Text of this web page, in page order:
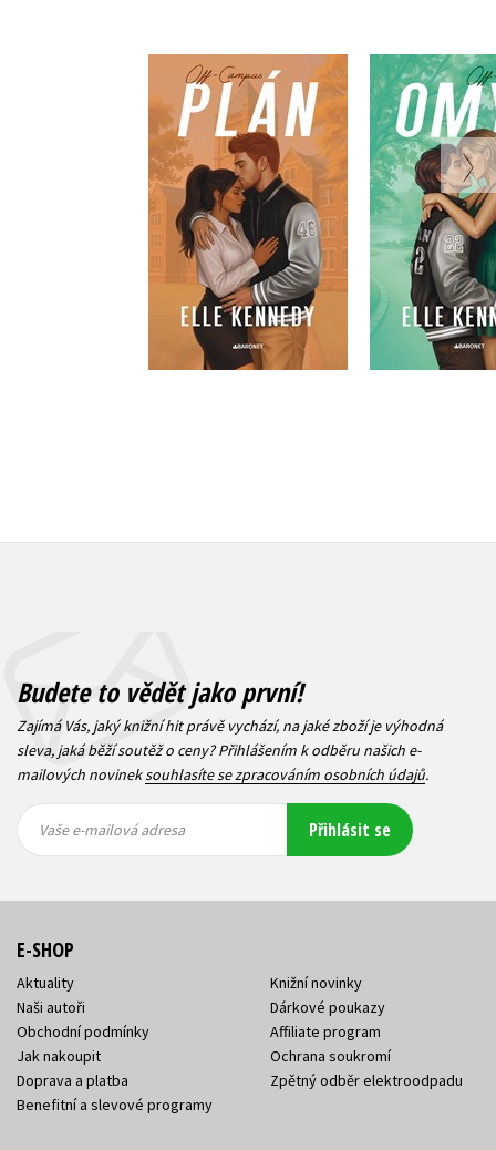
Plán
Elle Kennedy
Do košíku
499 Kč
399 Kč
Elle
Do
359 Kč
Budete to vědět jako první!
Zajímá Vás, jaký knižní hit právě vychází, na jaké zboží je výhodná
sleva, jaká běží soutěž o ceny? Přihlášením k odběru našich e-
mailových novineksouhlasíte se zpracováním osobních údajů.
mailová
mailová
Vaše e-mailová adresa Přihlásit se
E-SHOP
Aktuality
Naši autoři
Obchodní podmínky
Jak nakoupit
Doprava a platba
Benefitní a slevové programy
Knižní novinky
Dárkové poukazy
Affiliate program
Ochrana soukromí
Zpětný odběr elektroodpadu